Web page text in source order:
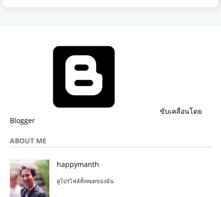
ขับเคลื่อนโดย
Blogger
ABOUT ME
happymanth
ดูโปรไฟล์ทั้งหมดของฉัน